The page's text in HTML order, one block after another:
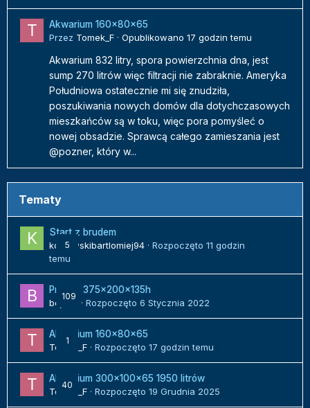
Akwarium 160x80x65
Przez Tomek_F · Opublikowano 17 godzin temu
Akwarium 832 litry, spora powierzchnia dna, jest
sump 270 litrów więc filtracji nie zabraknie. Ameryka
Południowa ostatecznie mi się znudziła,
poszukiwania nowych domów dla dotychczasowych
mieszkańców są w toku, więc pora pomyśleć o
nowej obsadzie. Sprawcą całego zamieszania jest
@pozner, który w...
Tematy
5
Start z brudem
kozlowskibartlomiej94 · Rozpoczęto 11 godzin
temu
109
Projekt 375x200x135h
bojack
· Rozpoczęto 6 Stycznia 2022
1
Akwarium 160x80x65
Tomek_F · Rozpoczęto 17 godzin temu
40
Akwarium 300x100x65 1950 litrów
Tomek_F · Rozpoczęto 19 Grudnia 2025